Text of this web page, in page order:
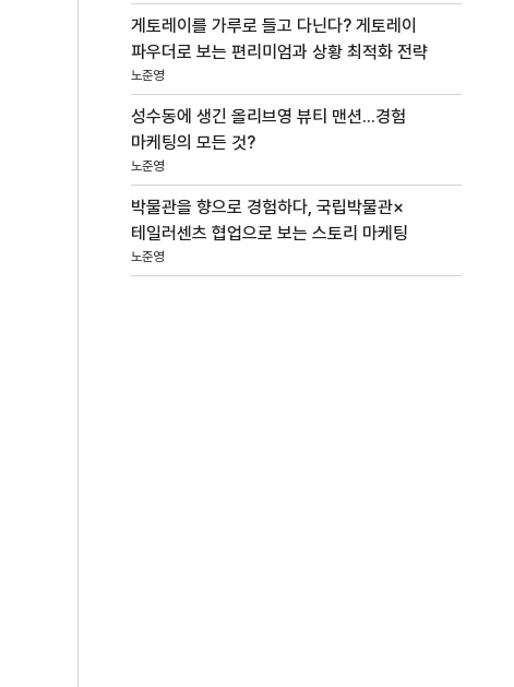
게토레이를 가루로 들고 다닌다? 게토레이
파우더로 보는 편리미엄과 상황 최적화 전략
노준영
성수동에 생긴 올리브영 뷰티 맨션...경험
마케팅의 모든 것?
노준영
박물관을 향으로 경험하다, 국립박물관×
테일러센츠 협업으로 보는 스토리 마케팅
노준영